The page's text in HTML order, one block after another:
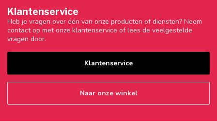
Klantenservice
Heb je vragen over één van onze producten of diensten? Neem
contact op met onze klantenservice of lees de veelgestelde
vragen door.
Klantenservice
Naar onze winkel